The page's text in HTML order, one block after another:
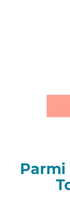
Parmi